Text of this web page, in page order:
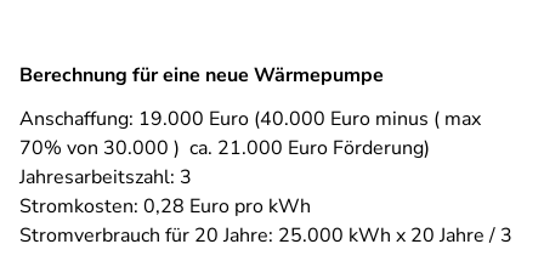
Berechnung für eine neue Wärmepumpe
Anschaffung: 19.000 Euro (40.000 Euro minus ( max
70% von 30.000 ) ca. 21.000 Euro Förderung)
Jahresarbeitszahl: 3
Stromkosten: 0,28 Euro pro kWh
Stromverbrauch für 20 Jahre: 25.000 kWh x 20 Jahre / 3